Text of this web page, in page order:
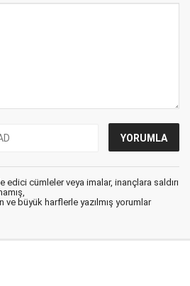
edici cümleler veya imalar, inançlara saldırı
ve büyük harflerle yazılmış yorumlar